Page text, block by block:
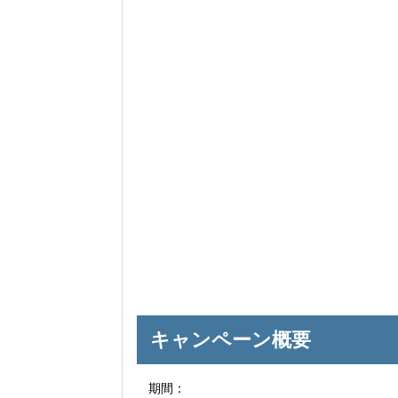
キャンペーン概要
期間：